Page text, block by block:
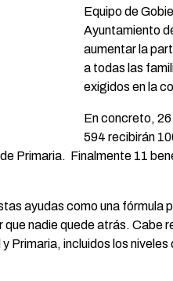
Equipo de
Ayuntamiento
aumentar la
a todas las
exigidos en la
En concreto, 26
594 recibirán
Primaria. Finalmente 11
ayudas como una fórmula
nadie quede atrás. Cabe
incluidos los niveles